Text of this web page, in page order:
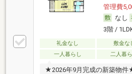
管理費
なし
3階 /
礼金なし 敷金な
一人暮らし
二人暮
★2026年9月完成の新築物件